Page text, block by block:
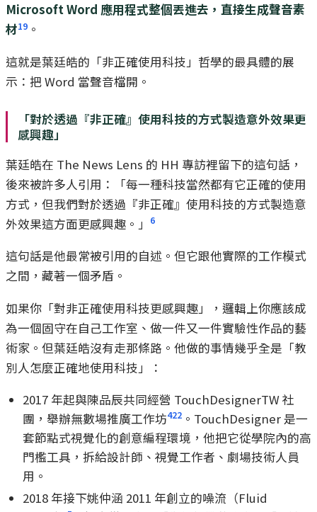
Microsoft Word 應用程式整個丟進去，直接生成聲音素
材19 。
這就是葉廷皓的「非正確使用科技」哲學的最具體的展
示：把 Word 當聲音檔開。
「對於透過『非正確』使用科技的方式製造意外效果更
感興趣」
葉廷皓在 The News Lens 的 HH 專訪裡留下的這句話，
後來被許多人引用：「每一種科技當然都有它正確的使用
方式，但我們對於透過『非正確』使用科技的方式製造意
外效果這方面更感興趣。」
6
這句話是他最常被引用的自述。但它跟他實際的工作模式
之間，藏著一個矛盾。
如果你「對非正確使用科技更感興趣」，邏輯上你應該成
為一個固守在自己工作室、做一件又一件實驗性作品的藝
術家。但葉廷皓沒有走那條路。他做的事情幾乎全是「教
別人怎麼正確地使用科技」：
2017 年起與陳品辰共同經營 TouchDesignerTW 社
團，舉辦無數場推廣工作坊422 。TouchDesigner 是一
套節點式視覺化的創意編程環境，他把它從學院內的高
門檻工具，拆給設計師、視覺工作者、劇場技術人員
用。
2018 年接下姚仲涵 2011 年創立的噪流（Fluid